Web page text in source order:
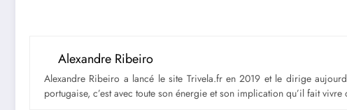
Alexandre Ribeiro
Alexandre Ribeiro a lancé le site Trivela.fr en 2019 et le dirige
portugaise, c’est avec toute son énergie et son implication qu’il fait